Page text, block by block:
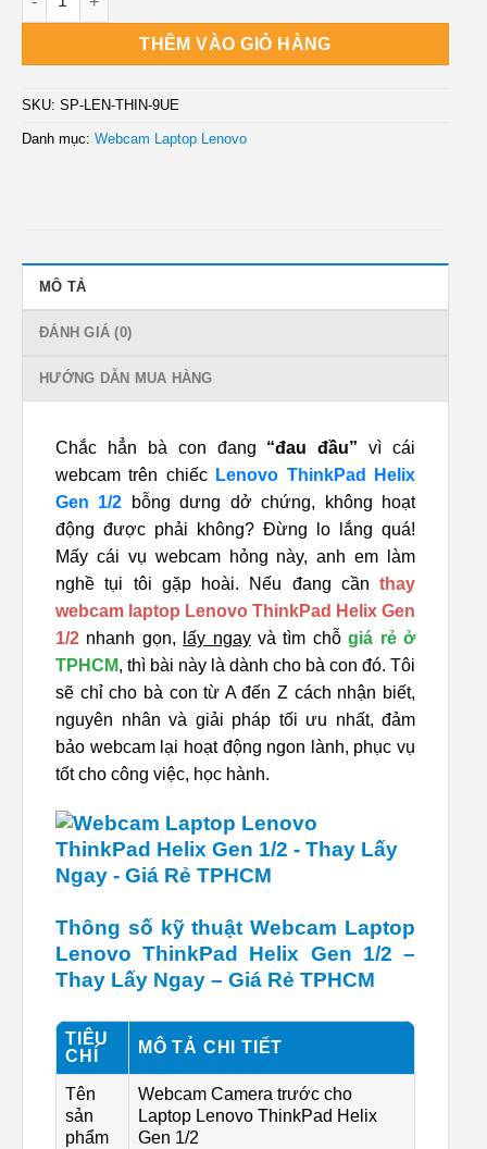
THÊM VÀO GIỎ HÀNG
SKU: SP-LEN-THIN-9UE
Danh mục: Webcam Laptop Lenovo
MÔ TẢ
ĐÁNH GIÁ (0)
HƯỚNG DẪN MUA HÀNG
Chắc hẳn bà con đang “đau đầu” vì cái
webcam trên chiếc Lenovo ThinkPad Helix
Gen 1/2 bỗng dưng dở chứng, không hoạt
động được phải không? Đừng lo lắng quá!
Mấy cái vụ webcam hỏng này, anh em làm
nghề tụi tôi gặp hoài. Nếu đang cần thay
webcam laptop Lenovo ThinkPad Helix Gen
1/2 nhanh gọn, lấy ngayvà tìm chỗgiá rẻ ở
TPHCM, thì bài này là dành cho bà con đó. Tôi
sẽ chỉ cho bà con từ A đến Z cách nhận biết,
nguyên nhân và giải pháp tối ưu nhất, đảm
bảo webcam lại hoạt động ngon lành, phục vụ
tốt cho công việc, học hành.
Thông số kỹ thuật Webcam Laptop
Lenovo ThinkPad Helix Gen 1/2 –
Thay Lấy Ngay – Giá Rẻ TPHCM
TIÊU
CHÍ
MÔ TẢ CHI TIẾT
Tên
sản
phẩm
Webcam Camera trước cho
Laptop Lenovo ThinkPad Helix
Gen 1/2